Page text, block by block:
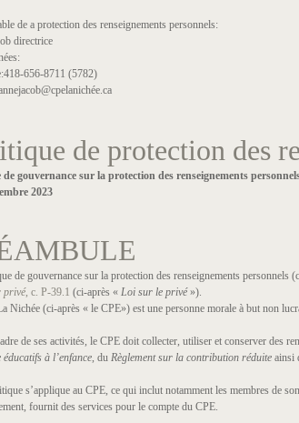
de a protection des renseignements personnels:
directrice
656-8711 (5782)
de protection des
gouvernance sur la protection des renseignements
2023
de gouvernance sur la protection des renseignements personnels
privé, c. P-39.1 (ci-après « Loi sur le privé»).
Nichée (ci-après « le CPE») est une personne morale à but non
de ses activités, le CPE doit collecter, utiliser et conserver des
à l’enfance, du Règlement sur la contribution réduite ainsi
s’applique au CPE, ce qui inclut notamment les membres de
fournit des services pour le compte du CPE.